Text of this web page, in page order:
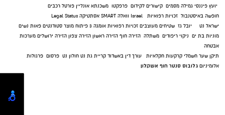
יועץ פיננסי גמילה מסמים קישורים לקידום פרפקטו משכנתא אונליין פורטל רכבים
חופשה באיסטנבול זכויות רפואיות Israel וואלה SMART אסתטיקה Legal Status
ישראל נט
יובל גז שטיחים מעוצבים זכויות רפואיות אומגה 3 פיתוח מוצר סטודנטים פאות נשים
מוניות בת ים ניקוי ריפודים משתלה הזירה חוף הזירה ראשון הזירה צפון הזירה ירושלים מערכות
אבטחה
תיקן שער חשמלי קרקעות חקלאיות עורך דין באשדוד קריית גת נט חולון נט פרסום פרגולות
אלומיניום גלובוס סנטר חוף אשקלון